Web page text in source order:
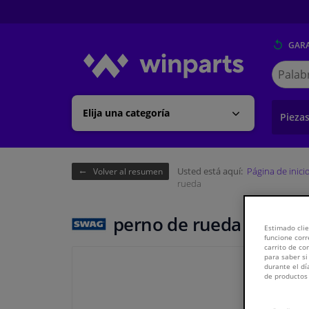
Elija una categoría
Buscar
en
Volver al resumen Usted está aquí: Página de inicio
rueda
perno de rueda
Estimado
funcione
carrito de
para saber
durante el
de